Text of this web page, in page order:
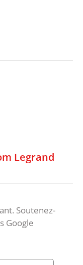
Legrand
Soutenez-
Google